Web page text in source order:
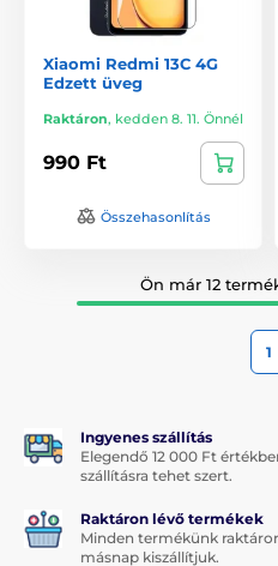
Xiaomi Redmi 13C 4G
Edzett üveg
Raktáron, kedden 8. 11. Önnél
990 Ft
Összehasonlítás
Ön már 12
1
Ingyenes szállítás
Elegendő 12 000 Ft
szállításra tehet szert.
Raktáron lévő termékek
Minden termékünk
másnap kiszállítjuk.